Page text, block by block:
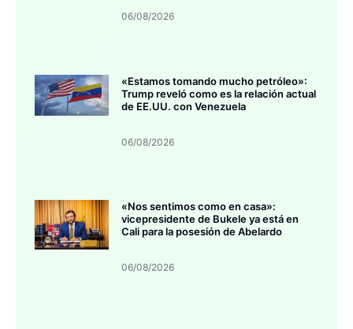
06/08/2026
«Estamos tomando mucho petróleo»:
Trump reveló como es la relación actual
de EE.UU. con Venezuela
06/08/2026
«Nos sentimos como en casa»:
vicepresidente de Bukele ya está en
Cali para la posesión de Abelardo
06/08/2026